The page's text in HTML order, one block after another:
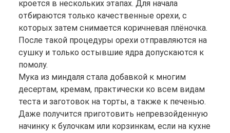
кроется в нескольких этапах. Для начала
отбираются только качественные орехи, с
которых затем снимается коричневая плёночка.
После такой процедуры орехи отправляются на
сушку и только остывшие ядра допускаются к
помолу.
Мука из миндаля стала добавкой к многим
десертам, кремам, практически ко всем видам
теста и заготовок на торты, а также к печенью.
Даже получится приготовить непревзойденную
начинку к булочкам или корзинкам, если на кухне